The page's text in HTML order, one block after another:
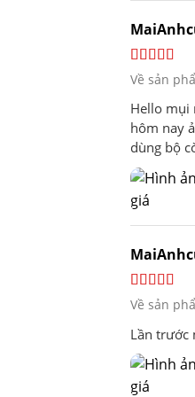
Về sản
Hello mụi
hôm nay
dùng bộ
bảo sub
trong ảnh
bò từ
ảnh quỳ
vậy á,
gag
ảnh kêu
ball gag
k ra luôn
như
nên
Về sản
Lần trước